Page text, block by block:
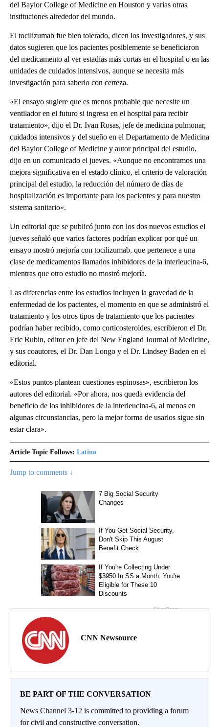
del Baylor College of Medicine en Houston y varias otras
instituciones alrededor del mundo.
El tocilizumab fue bien tolerado, dicen los investigadores, y sus
datos sugieren que los pacientes posiblemente se beneficiaron
del medicamento al ver estadías más cortas en el hospital o en las
unidades de cuidados intensivos, aunque se necesita más
investigación para saberlo con certeza.
«El ensayo sugiere que es menos probable que necesite un
ventilador en el futuro si ingresa en el hospital para recibir
tratamiento», dijo el Dr. Ivan Rosas, jefe de medicina pulmonar,
cuidados intensivos y del sueño en el Departamento de Medicina
del Baylor College of Medicine y autor principal del estudio,
dijo en un comunicado el jueves. «Aunque no encontramos una
mejora significativa en el estado clínico, el criterio de valoración
principal del estudio, la reducción del número de días de
hospitalización es importante para los pacientes y para nuestro
sistema sanitario».
Un editorial que se publicó junto con los dos nuevos estudios el
jueves señaló que varios factores podrían explicar por qué un
ensayo mostró mejoría con tocilizumab, que pertenece a una
clase de medicamentos llamados inhibidores de la interleucina-6,
mientras que otro estudio no mostró mejoría.
Las diferencias entre los estudios incluyen la gravedad de la
enfermedad de los pacientes, el momento en que se administró el
tratamiento y los otros tipos de tratamiento que los pacientes
podrían haber recibido, como corticosteroides, escribieron el Dr.
Eric Rubin, editor en jefe del New England Journal of Medicine,
y sus coautores, el Dr. Dan Longo y el Dr. Lindsey Baden en el
editorial.
«Estos puntos plantean cuestiones espinosas», escribieron los
autores del editorial. «Por ahora, nos queda evidencia del
beneficio de los inhibidores de la interleucina-6, al menos en
algunas circunstancias, pero la mejor forma de usarlos sigue sin
estar clara».
Article Topic Follows: Latino
Jump to comments ↓
CNN Newsource
BE PART OF THE CONVERSATION
News Channel 3-12 is committed to providing a forum
for civil and constructive conversation.